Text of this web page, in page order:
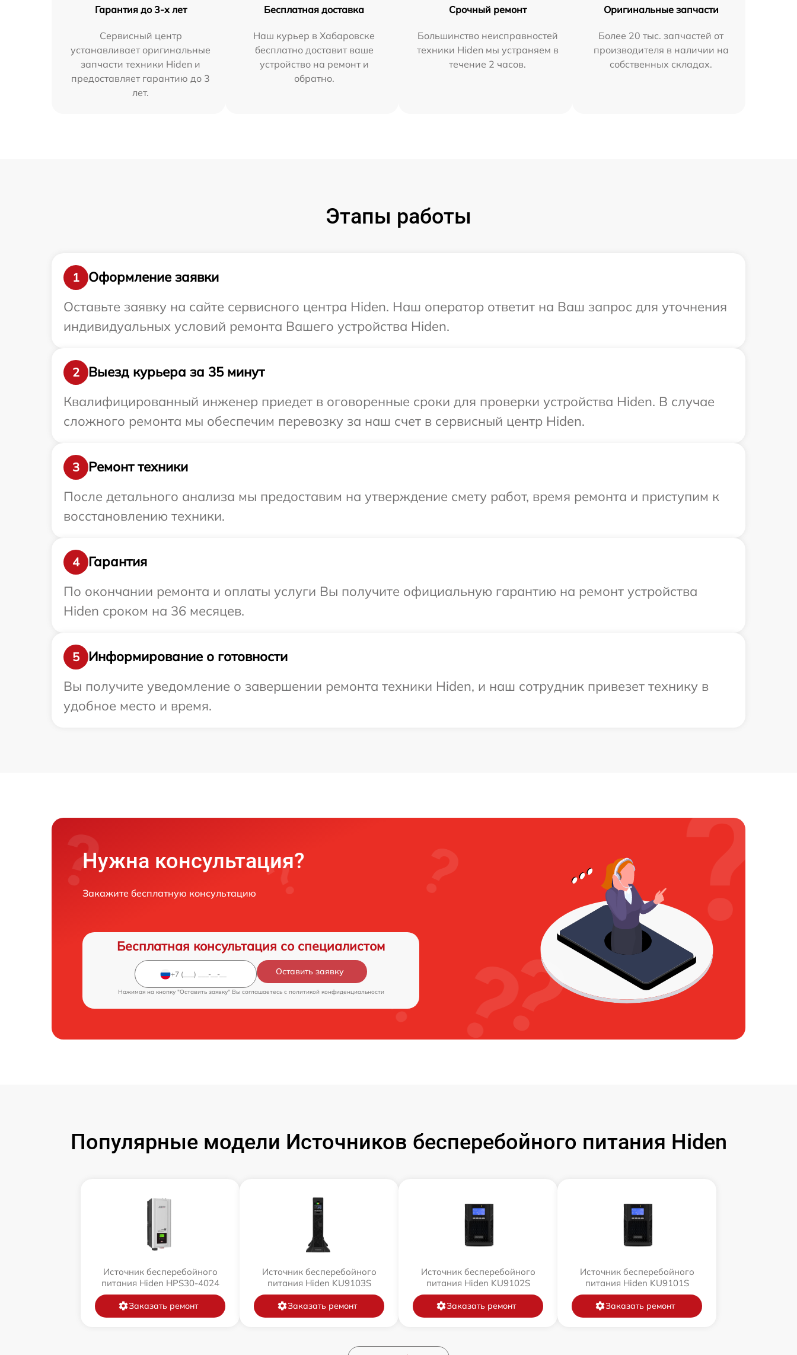
Гарантия до 3-х лет
Сервисный центр
устанавливает оригинальные
запчасти техники Hiden и
предоставляет гарантию до 3
лет.
Бесплатная доставка
Наш курьер в Хабаровске
бесплатно доставит ваше
устройство на ремонт и
обратно.
Срочный ремонт
Большинство неисправностей
техники Hiden мы устраняем в
течение 2 часов.
Оригинальные запчасти
Более 20 тыс. запчастей от
производителя в наличии на
собственных складах.
Этапы работы
1
Оформление заявки
Оставьте заявку на сайте сервисного центра Hiden. Наш оператор ответит на Ваш запрос для уточнения
индивидуальных условий ремонта Вашего устройства Hiden.
2
Выезд курьера за 35 минут
Квалифицированный инженер приедет в оговоренные сроки для проверки устройства Hiden. В случае
сложного ремонта мы обеспечим перевозку за наш счет в сервисный центр Hiden.
3
Ремонт техники
После детального анализа мы предоставим на утверждение смету работ, время ремонта и приступим к
восстановлению техники.
4
Гарантия
По окончании ремонта и оплаты услуги Вы получите официальную гарантию на ремонт устройства
Hiden сроком на 36 месяцев.
5
Информирование о готовности
Вы получите уведомление о завершении ремонта техники Hiden, и наш сотрудник привезет технику в
удобное место и время.
Нужна консультация?
Закажите бесплатную консультацию
Бесплатная консультация со специалистом
Оставить заявку
Нажимая на кнопку "Оставить заявку" Вы соглашаетесь c политикой конфиденциальности
Популярные модели Источников бесперебойного питания Hiden
Источник бесперебойного
питания Hiden HPS30-4024
Заказать ремонт
Источник бесперебойного
питания Hiden KU9103S
Заказать ремонт
Источник бесперебойного
питания Hiden KU9102S
Заказать ремонт
Источник бесперебойного
питания Hiden KU9101S
Заказать ремонт